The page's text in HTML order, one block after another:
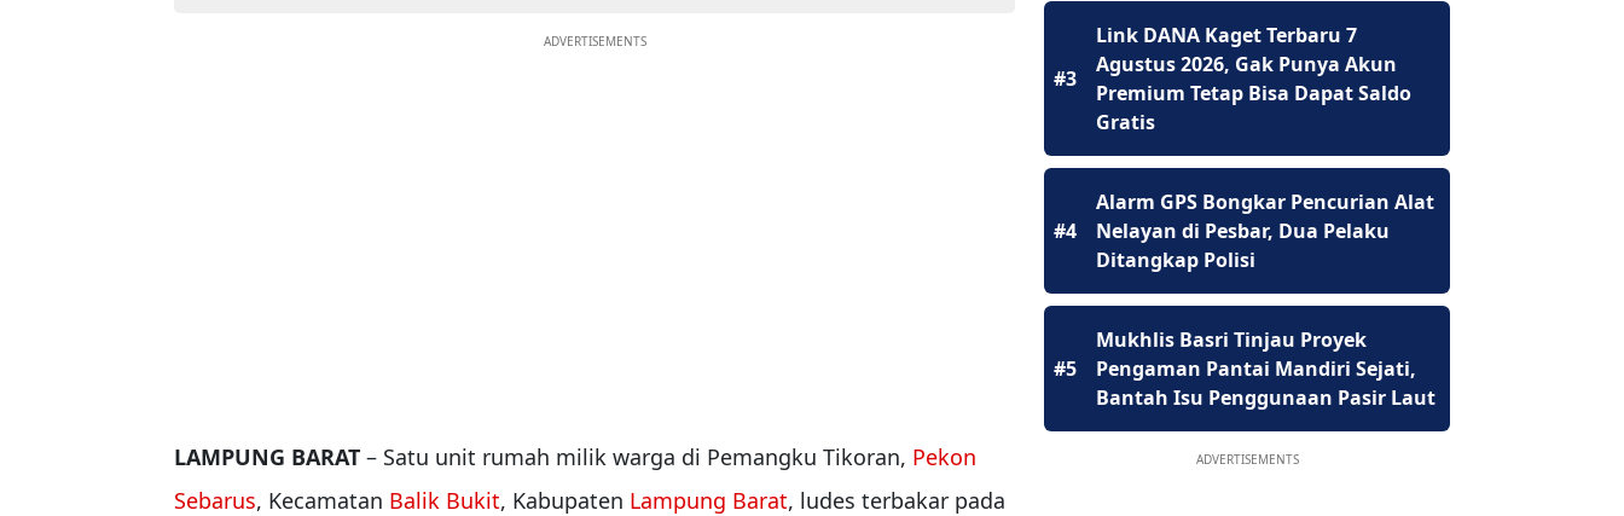
ADVERTISEMENTS
LAMPUNG BARAT – Satu unit rumah milik warga di Pemangku Tikoran, Pekon
Sebarus, Kecamatan Balik Bukit, Kabupaten Lampung Barat, ludes terbakar pada
#3
Link DANA Kaget Terbaru 7
Agustus 2026, Gak Punya Akun
Premium Tetap Bisa Dapat Saldo
Gratis
#4
Alarm GPS Bongkar Pencurian Alat
Nelayan di Pesbar, Dua Pelaku
Ditangkap Polisi
#5
Mukhlis Basri Tinjau Proyek
Pengaman Pantai Mandiri Sejati,
Bantah Isu Penggunaan Pasir Laut
ADVERTISEMENTS